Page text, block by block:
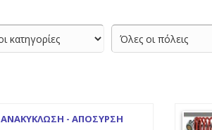
ΑΝΑΚΥΚΛΩΣΗ - ΑΠΟΣΥΡΣΗ